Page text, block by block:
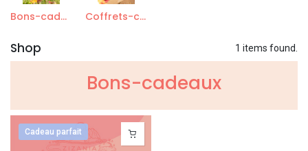
Bons-cadeaux Coffrets-cadeaux
Shop 1 items found.
Bons-cadeaux
Cadeau parfait